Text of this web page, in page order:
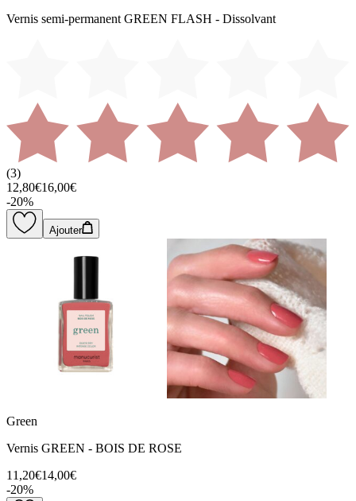
Vernis semi-permanent GREEN FLASH - Dissolvant
(3)
12,80€16,00€
-20%
Ajouter
Green
Vernis GREEN - BOIS DE ROSE
11,20€14,00€
-20%